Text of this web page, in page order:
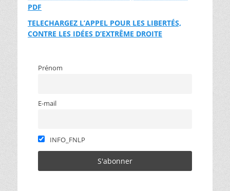
PDF
TELECHARGEZ L’APPEL POUR LES LIBERTÉS,
CONTRE LES IDÉES D’EXTRÊME DROITE
Prénom
E-mail
INFO_FNLP